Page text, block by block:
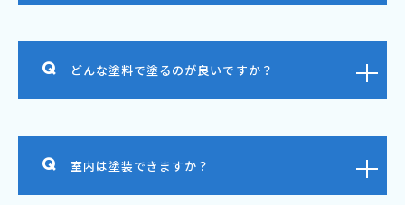
どんな塗料で塗るのが良いですか？
室内は塗装できますか？